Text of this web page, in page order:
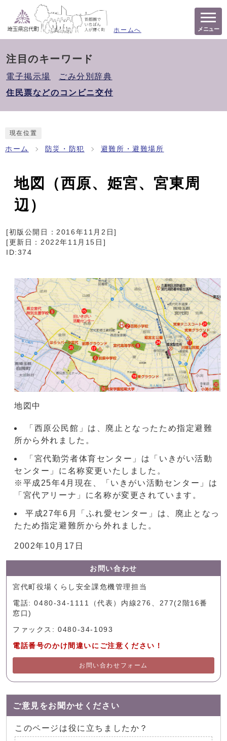
ホームへ メニュー
注目のキーワード
電子掲示場
ごみ分別辞典
住民票などのコンビニ交付
現在位置
ホーム 防災・防犯 避難所・避難場所
地図（西原、姫宮、宮東周
辺）
[初版公開日：2016年11月2日]
[更新日： 2022年11月15日 ]
ID:374
地図中
「西原公民館」は、廃止となったため指定避難
所から外れました。
「宮代勤労者体育センター」は「いきがい活動
センター」に名称変更いたしました。
※平成25年4月現在、「いきがい活動センター」は
「宮代アリーナ」に名称が変更されています。
平成27年6月「ふれ愛センター」は、廃止となっ
たため指定避難所から外れました。
2002年10月17日
お問い合わせ
宮代町役場くらし安全課危機管理担当
電話: 0480-34-1111（代表）内線276、277(2階16番
窓口)
ファックス: 0480-34-1093
電話番号のかけ間違いにご注意ください！
お問い合わせフォーム
ご意見をお聞かせください
このページは役に立ちましたか？